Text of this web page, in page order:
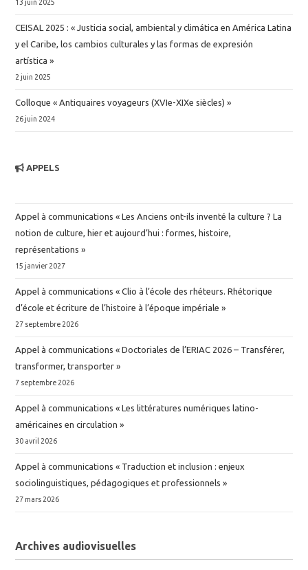
13 juin 2025
CEISAL 2025 : « Justicia social, ambiental y climática en América Latina
y el Caribe, los cambios culturales y las formas de expresión
artística »
2 juin 2025
Colloque « Antiquaires voyageurs (XVIe-XIXe siècles) »
26 juin 2024
APPELS
Appel à communications « Les Anciens ont-ils inventé la culture ? La
notion de culture, hier et aujourd’hui : formes, histoire,
représentations »
15 janvier 2027
Appel à communications « Clio à l’école des rhéteurs. Rhétorique
d’école et écriture de l’histoire à l’époque impériale »
27 septembre 2026
Appel à communications « Doctoriales de l’ERIAC 2026 – Transférer,
transformer, transporter »
7 septembre 2026
Appel à communications « Les littératures numériques latino-
américaines en circulation »
30 avril 2026
Appel à communications « Traduction et inclusion : enjeux
sociolinguistiques, pédagogiques et professionnels »
27 mars 2026
Archives audiovisuelles